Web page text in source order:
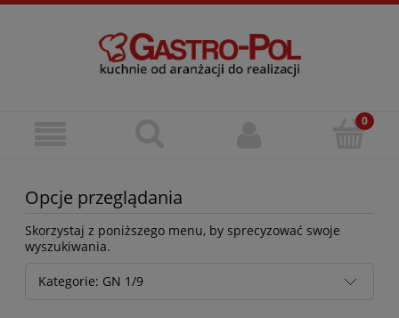
Opcje przeglądania
Skorzystaj z poniższego menu, by sprecyzować swoje
wyszukiwania.
Kategorie: GN 1/9